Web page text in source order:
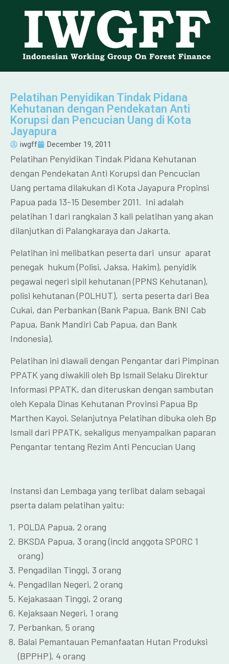
Pelatihan Penyidikan Tindak Pidana
Kehutanan dengan Pendekatan Anti
Korupsi dan Pencucian Uang di Kota
Jayapura
iwgff December 19, 2011
Pelatihan Penyidikan Tindak Pidana Kehutanan
dengan Pendekatan Anti Korupsi dan Pencucian
Uang pertama dilakukan di Kota Jayapura Propinsi
Papua pada 13-15 Desember 2011. Ini adalah
pelatihan 1 dari rangkaian 3 kali pelatihan yang akan
dilanjutkan di Palangkaraya dan Jakarta.
Pelatihan ini melibatkan peserta dari unsur aparat
penegak hukum (Polisi, Jaksa, Hakim), penyidik
pegawai negeri sipil kehutanan (PPNS Kehutanan),
polisi kehutanan (POLHUT), serta peserta dari Bea
Cukai, dan Perbankan (Bank Papua, Bank BNI Cab
Papua, Bank Mandiri Cab Papua, dan Bank
Indonesia).
Pelatihan ini diawali dengan Pengantar dari Pimpinan
PPATK yang diwakili oleh Bp Ismail Selaku Direktur
Informasi PPATK, dan diteruskan dengan sambutan
oleh Kepala Dinas Kehutanan Provinsi Papua Bp
Marthen Kayoi. Selanjutnya Pelatihan dibuka oleh Bp
Ismail dari PPATK, sekaligus menyampaikan paparan
Pengantar tentang Rezim Anti Pencucian Uang
Instansi dan Lembaga yang terlibat dalam sebagai
pserta dalam pelatihan yaitu:
POLDA Papua, 2 orang
BKSDA Papua, 3 orang (incld anggota SPORC 1
orang)
Pengadilan Tinggi, 3 orang
Pengadilan Negeri, 2 orang
Kejakasaan Tinggi, 2 orang
Kejaksaan Negeri, 1 orang
Perbankan, 5 orang
Balai Pemantauan Pemanfaatan Hutan Produksi
(BPPHP), 4 orang